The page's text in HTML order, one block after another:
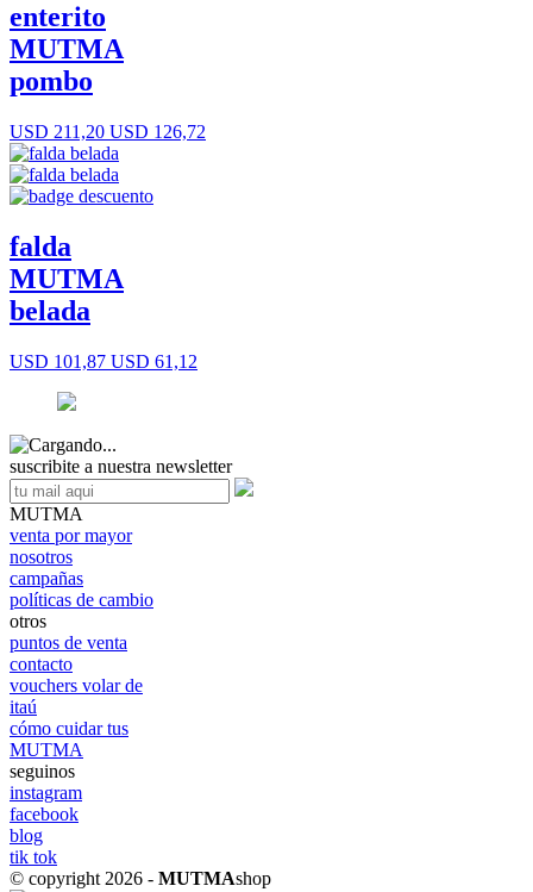
enterito
MUTMA
pombo
USD 211,20 USD 126,72
falda
MUTMA
belada
USD 101,87 USD 61,12
suscribite a nuestra newsletter
MUTMA
venta por mayor
nosotros
campañas
políticas de cambio
otros
puntos de venta
contacto
vouchers volar de
itaú
cómo cuidar tus
MUTMA
seguinos
instagram
facebook
blog
tik tok
© copyright 2026 - MUTMAshop